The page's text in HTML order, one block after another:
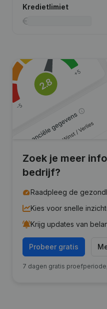
Kredietlimiet
Zoek je meer
bedrijf?
Raadpleeg de
Kies voor snelle
Krijg updates van
Probeer gratis
7 dagen gratis